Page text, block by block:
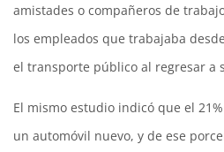
amistades o compañeros de
los empleados que trabajaba
el transporte público al regresar a
El mismo estudio indicó que el
un automóvil nuevo, y de ese